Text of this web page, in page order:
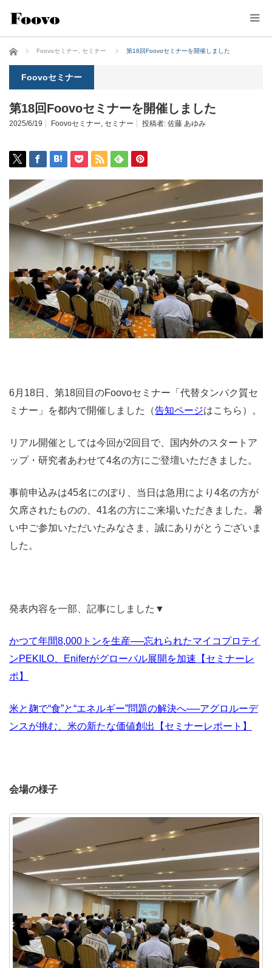
ホーム Foovoセミナー セミナー 第18回Foovoセミナーを開催しました
Foovoセミナー
第18回Foovoセミナーを開催しました
2025/6/19 Foovoセミナー, セミナー 投稿者: 佐藤 あゆみ
6月18日、第18回目のFoovoセミナー「代替タンパク質セ
ミナー」を都内で開催しました（告知ページはこちら）。
リアル開催としては今回が2回目で、国内外のスタートア
ップ・研究者あわせて4名の方にご登壇いただきました。
事前申込みは45名にのぼり、当日は急用により4名の方が
欠席されたものの、41名の方にご来場いただきました。暑
い中ご参加いただいたみなさま、誠にありがとうございま
した。
発表内容を一部、記事にしました▼
かつて年間8,000トンを生産──忘れられたマイコプロテイ
ンPEKILO、Eniferがグローバル展開を加速【セミナーレ
ポ】
米と麹で“食”と“エネルギー”問題の解決へ──アグロルーデ
ンスが挑む、米の新たな価値創出【セミナーレポート】
会場の様子